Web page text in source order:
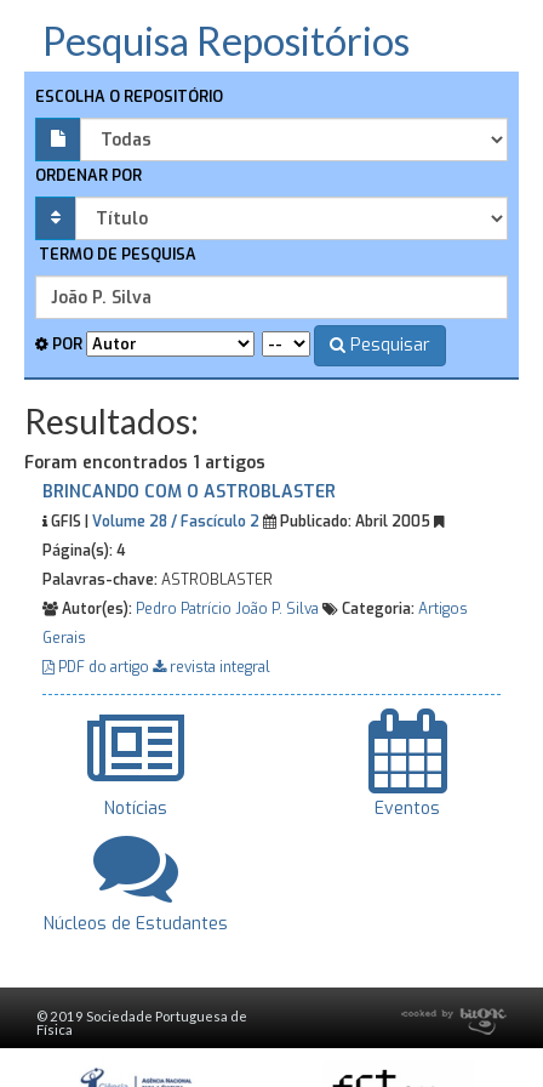
Pesquisa Repositórios
ESCOLHA O REPOSITÓRIO
ORDENAR POR
TERMO DE PESQUISA
POR Pesquisar
Resultados:
Foram encontrados 1 artigos
BRINCANDO COM O ASTROBLASTER
GFIS | Volume 28 / Fascículo 2 Publicado:Abril 2005
Página(s):4
Palavras-chave:ASTROBLASTER
Autor(es): Pedro Patrício João P. Silva Categoria:Artigos
Gerais
PDF do artigo
revista integral
Notícias Eventos
Núcleos de Estudantes
© 2019 Sociedade Portuguesa de
Física